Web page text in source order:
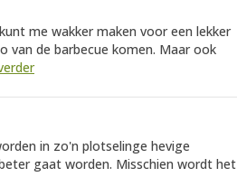
me wakker maken voor een lekker
de barbecue komen. Maar ook
in zo'n plotselinge hevige
gaat worden. Misschien wordt het